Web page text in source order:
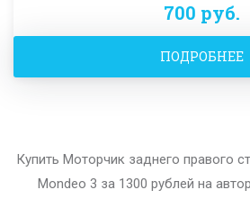
700 руб.
ПОДРОБНЕЕ
Купить Моторчик заднего правого
Mondeo 3 за 1300 рублей на